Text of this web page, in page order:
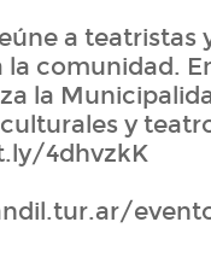
a teatristas
comunidad.
la
y
4dhvzkK